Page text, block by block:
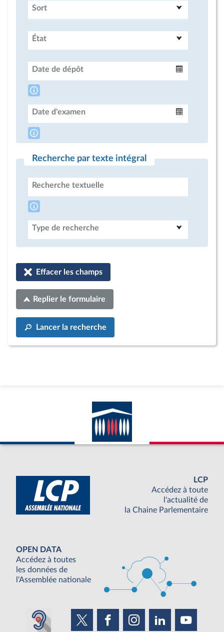
Sort
État
Date de dépôt
Date d'examen
Recherche par texte intégral
Recherche textuelle
Type de recherche
Effacer les champs
Replier le formulaire
Lancer la recherche
LCP
Accédez à toute
l'actualité de
la Chaine Parlementaire
OPEN DATA
Accédez à toutes
les données de
l'Assemblée nationale